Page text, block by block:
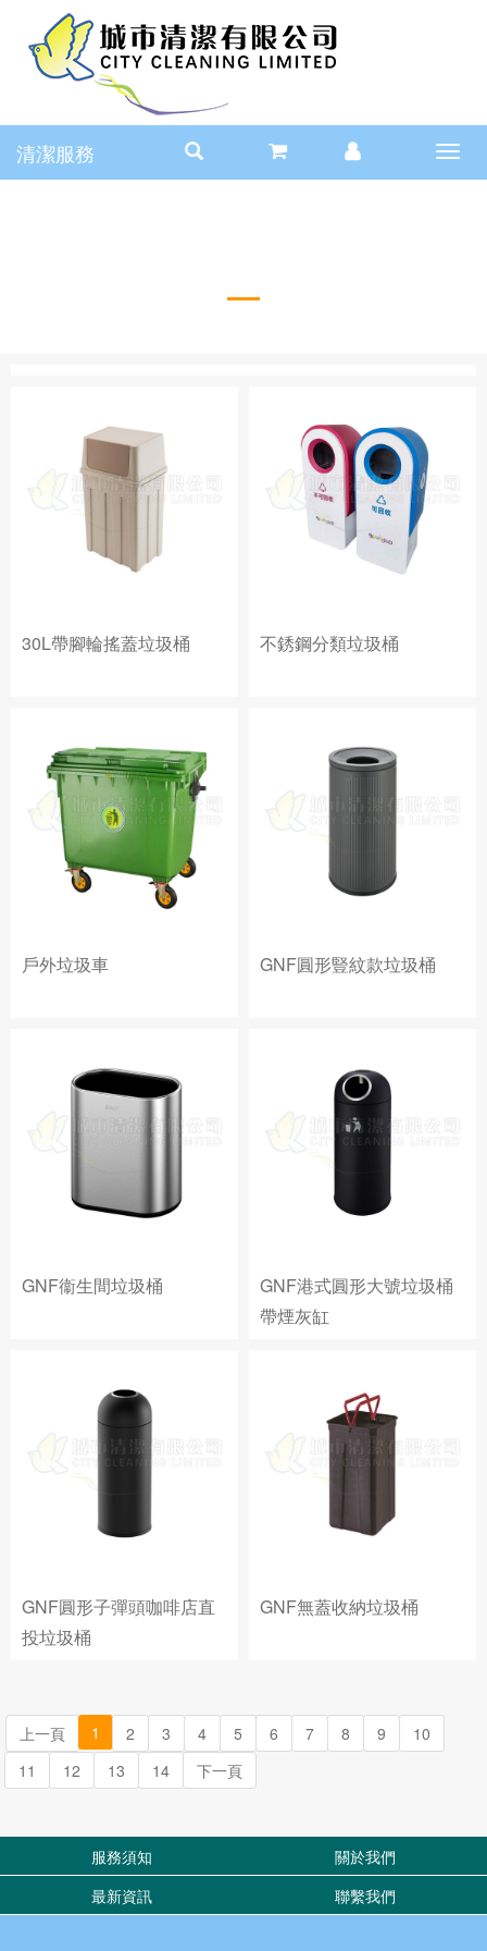
清潔服務
30L帶腳輪搖蓋垃圾桶 不銹鋼分類垃圾桶
戶外垃圾車 GNF圓形豎紋款垃圾桶
GNF衞生間垃圾桶
GNF港式圓形大號垃圾桶
帶煙灰缸
GNF圓形子彈頭咖啡店直
投垃圾桶
GNF無蓋收納垃圾桶
上一頁 1 2 3 4 5 6 7 8 9
10
11
12 13 14 下一頁
服務須知
關於我們
最新資訊
聯繫我們